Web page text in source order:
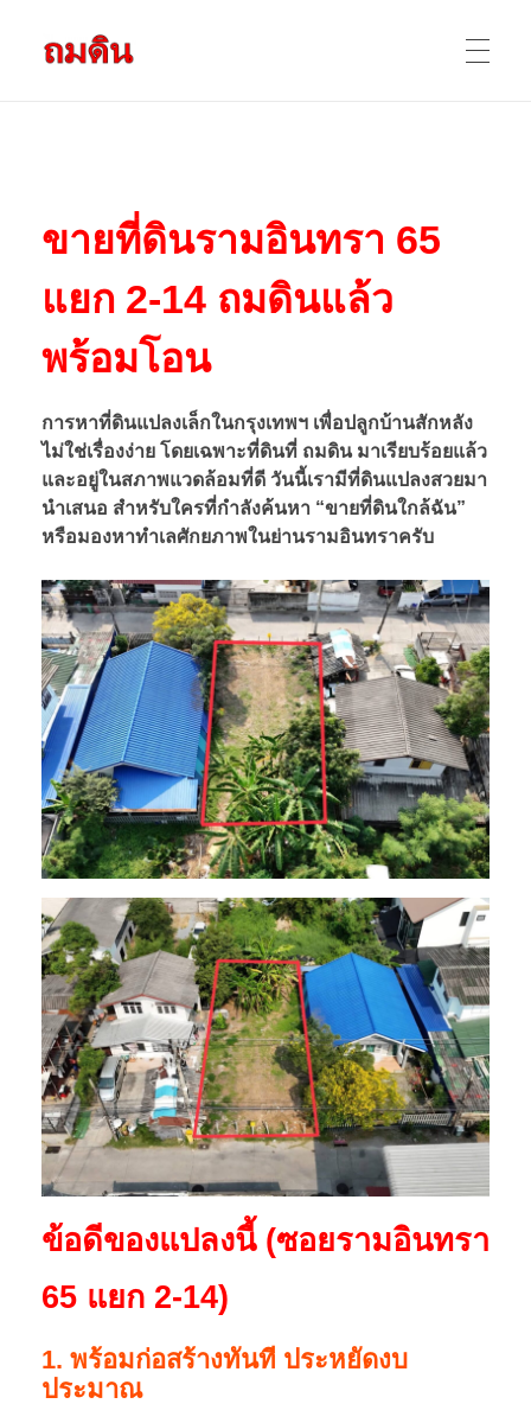
ผลงานถมดิน
ติดต่อเรา
ข
า
ย
ที่
ดิ
น
ใ
ก
ล้
ฉั
น
ข
า
ย
ที่
ดิ
น
ม
ขายที่ดินรามอินทรา 65
แยก 2-14 ถมดินแล้ว
พร้อมโอน
การหาที่ดินแปลงเล็กในกรุงเทพฯ เพื่อปลูกบ้านสักหลัง
ไม่ใช่เรื่องง่าย โดยเฉพาะที่ดินที่ ถมดิน มาเรียบร้อยแล้ว
และอยู่ในสภาพแวดล้อมที่ดี วันนี้เรามีที่ดินแปลงสวยมา
นำเสนอ สำหรับใครที่กำลังค้นหา “ขายที่ดินใกล้ฉัน”
หรือมองหาทำเลศักยภาพในย่านรามอินทราครับ
ข้อดีของแปลงนี้ (ซอยรามอินทรา
65 แยก 2-14)
1. พร้อมก่อสร้างทันที ประหยัดงบ
ประมาณ